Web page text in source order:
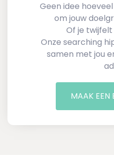
Geen idee
om jouw
Of je
Onze searching
samen met jou
MAAK EEN